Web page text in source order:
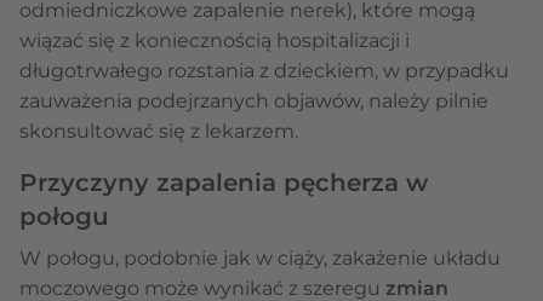
odmiedniczkowe zapalenie nerek), które mogą
wiązać się z koniecznością hospitalizacji i
długotrwałego rozstania z dzieckiem, w przypadku
zauważenia podejrzanych objawów, należy pilnie
skonsultować się z lekarzem.
Przyczyny zapalenia pęcherza w
połogu
W połogu, podobnie jak w ciąży, zakażenie układu
moczowego może wynikać z szeregu zmian